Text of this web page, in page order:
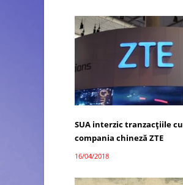
SUA interzic tranzacțiile cu
compania chineză ZTE
16/04/2018